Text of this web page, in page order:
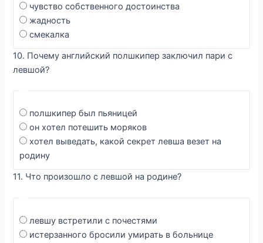
чувство собственного достоинства
жадность
смекалка
10. Почему английский полшкипер заключил пари с
левшой?
полшкипер был пьяницей
он хотел потешить моряков
хотел выведать, какой секрет левша везет на
родину
11. Что произошло с левшой на родине?
левшу встретили с почестями
истерзанного бросили умирать в больнице